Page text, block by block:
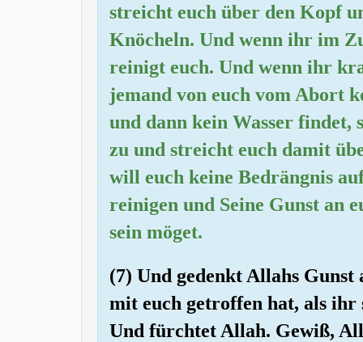
streicht euch über den Kopf
Knöcheln. Und wenn ihr im
reinigt euch. Und wenn ihr
jemand von euch vom Abort
und dann kein Wasser findet,
zu und streicht euch damit
will euch keine Bedrängnis
reinigen und Seine Gunst an
sein möget.
(7) Und gedenkt Allahs Gunst
mit euch getroffen hat, als
Und fürchtet Allah. Gewiß,